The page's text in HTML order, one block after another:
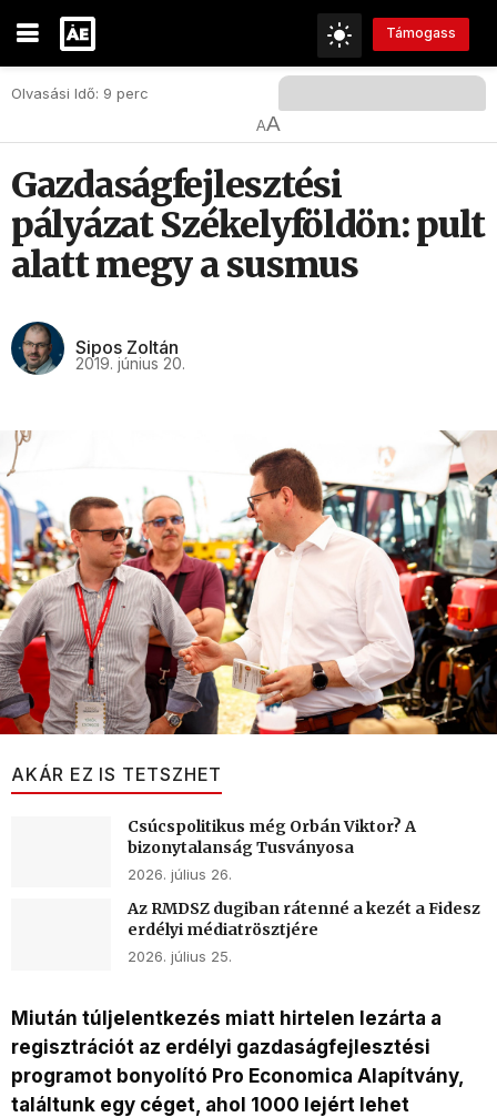
Támogass
Olvasási Idő: 9 perc
AA
Gazdaságfejlesztési
pályázat Székelyföldön: pult
alatt megy a susmus
Sipos Zoltán
2019. június 20.
AKÁR EZ IS TETSZHET
Csúcspolitikus még Orbán Viktor? A
bizonytalanság Tusványosa
2026. július 26.
Az RMDSZ dugiban rátenné a kezét a Fidesz
erdélyi médiatrösztjére
2026. július 25.
Miután túljelentkezés miatt hirtelen lezárta a
regisztrációt az erdélyi gazdaságfejlesztési
programot bonyolító Pro Economica Alapítvány,
találtunk egy céget, ahol 1000 lejért lehet